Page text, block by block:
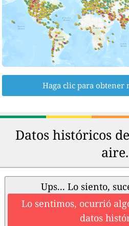
Haga clic para obtener
Datos históricos
aire.
Ups... Lo siento,
Lo sentimos, ocurrió
datos